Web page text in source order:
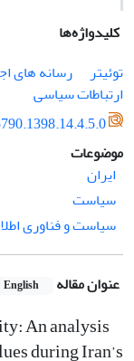
کلیدواژه‌ها
توئیتر
رسانه های
ارتباطات سیاسی
موضوعات
ایران
سیاست
سیاست و فناوری
عنوان مقاله English
An analysis
during Iran’s